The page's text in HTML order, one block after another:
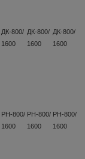
ДК-800/
1600
ДК-800/
1600
ДК-800/
1600
РН-800/
1600
РН-800/
1600
РН-800/
1600